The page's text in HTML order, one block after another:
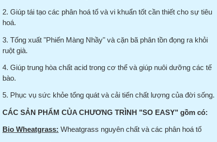
2. Giúp tái tạo các phân hoá tố vàvi khuẩn tốt cần thiết cho sự tiêu
hoá.
3. Tống xuất "Phiến Màng Nhầy" và cặn bã phân tồn đọng ra khỏi
ruột già.
4. Giúp trung hòa chất acid trong cơ thể và giúp nuôi dưỡng các tế
bào.
5. Phục vụ sức khỏe tổng quát và cải tiến chất lượng của đời sống.
CÁC SẢN PHẨM CỦA CHƯƠNG TRÌNH "SO EASY" gồm có:
Bio Wheatgrass: Wheatgrass nguyên chất và các phân hoá tố